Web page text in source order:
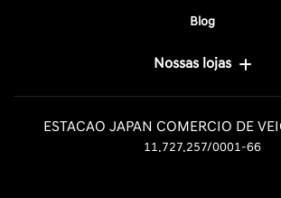
Blog
Nossas lojas
ESTACAO JAPAN COMERCIO DE
11.727.257/0001-66